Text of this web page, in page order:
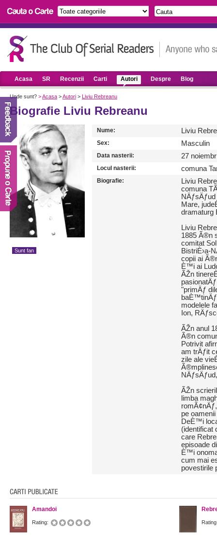
Acasa SR Recenzii Carti Autori Despre Blog
Unde sunt? >Acasa >Autori > Liviu Rebreanu
Biografie Liviu Rebreanu
Sunt fan
Nume: Liviu
Sex: Masculin
Data nasterii: 27
Locul nasterii: comuna
Biografie:
Liviu
comuna
Mare,
dramaturg
Liviu
1885 Ã®n
comitat
BistriÈ›a-
copii ai
È™i ai
ÃŽn
"primÄƒ
modelele
Ion,
ÃŽn anul
Ã®n
Potrivit
am trÄƒit
zile ale
ÃŽn
limba
pe
DeÈ™i
(identificat
care
episoade
È™i
cum mai
povestirile
Amandoi
Rating: